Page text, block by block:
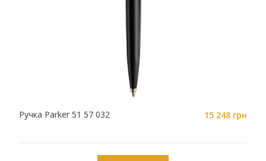
Ручка Parker 51 57 032 15 248 грн